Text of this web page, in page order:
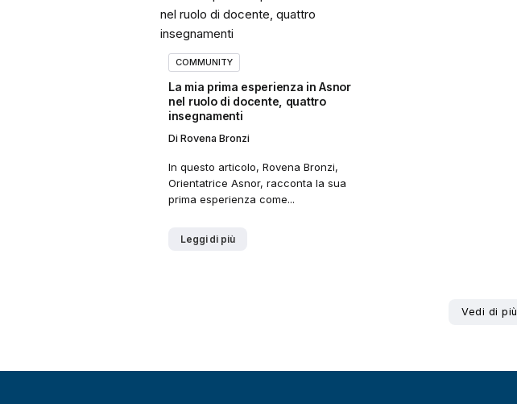
COMMUNITY
La mia prima esperienza in Asnor
nel ruolo di docente, quattro
insegnamenti
Di Rovena Bronzi
In questo articolo, Rovena Bronzi,
Orientatrice Asnor, racconta la sua
prima esperienza come...
Leggi di più
Vedi di più